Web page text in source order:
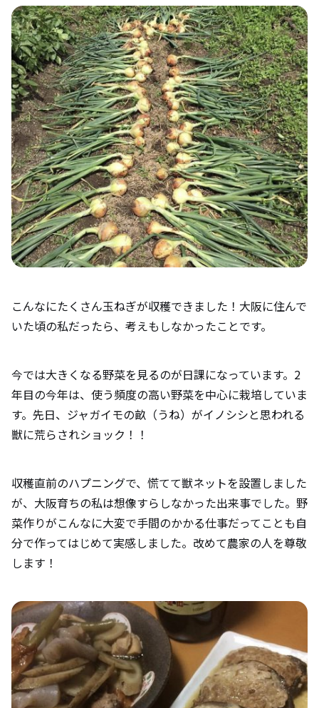
こんなにたくさん玉ねぎが収穫できました！大阪に住んで
いた頃の私だったら、考えもしなかったことです。
今では大きくなる野菜を見るのが日課になっています。2
年目の今年は、使う頻度の高い野菜を中心に栽培していま
す。先日、ジャガイモの畝（うね）がイノシシと思われる
獣に荒らされショック！！
収穫直前のハプニングで、慌てて獣ネットを設置しました
が、大阪育ちの私は想像すらしなかった出来事でした。野
菜作りがこんなに大変で手間のかかる仕事だってことも自
分で作ってはじめて実感しました。改めて農家の人を尊敬
します！